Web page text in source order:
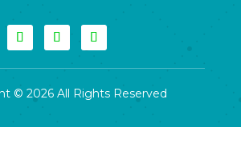
© 2026 All Rights Reserved